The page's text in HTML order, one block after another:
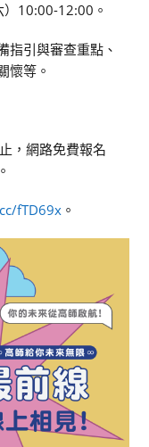
10:00-12:00。
指引與審查重點、
懷等。
，網路免費報名
fTD69x 。